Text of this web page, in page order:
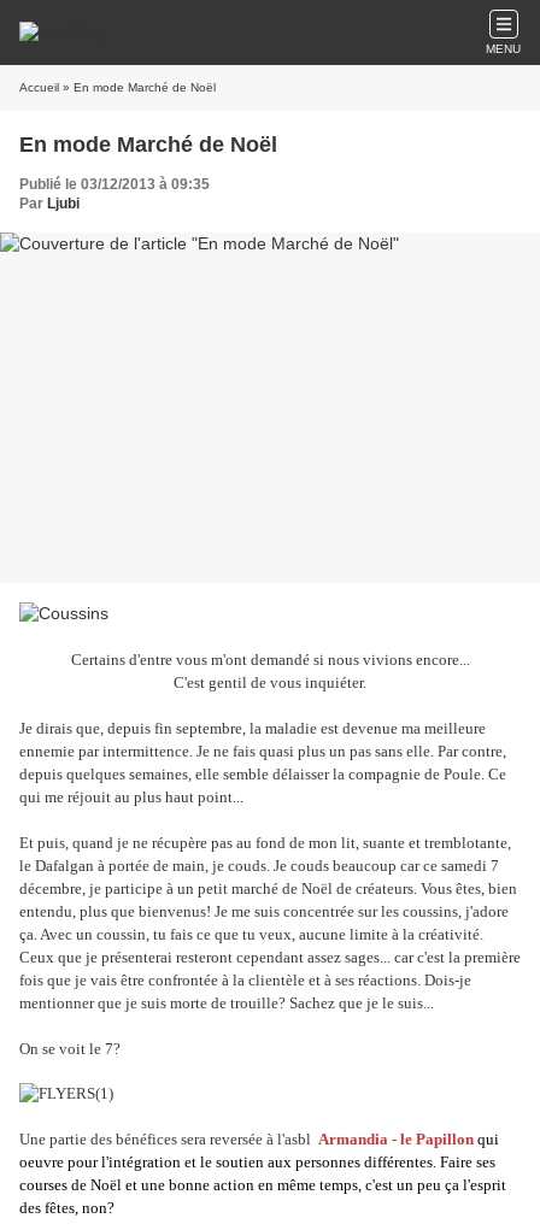
MENU
Accueil » En mode Marché de Noël
En mode Marché de Noël
Publié le 03/12/2013 à 09:35
Par Ljubi
Certains d'entre vous m'ont demandé si nous vivions encore...
C'est gentil de vous inquiéter.
Je dirais que, depuis fin septembre, la maladie est devenue ma meilleure
ennemie par intermittence. Je ne fais quasi plus un pas sans elle. Par contre,
depuis quelques semaines, elle semble délaisser la compagnie de Poule. Ce
qui me réjouit au plus haut point...
Et puis, quand je ne récupère pas au fond de mon lit, suante et tremblotante,
le Dafalgan à portée de main, je couds. Je couds beaucoup car ce samedi 7
décembre, je participe à un petit marché de Noël de créateurs. Vous êtes, bien
entendu, plus que bienvenus! Je me suis concentrée sur les coussins, j'adore
ça. Avec un coussin, tu fais ce que tu veux, aucune limite à la créativité.
Ceux que je présenterai resteront cependant assez sages... car c'est la première
fois que je vais être confrontée à la clientèle et à ses réactions. Dois-je
mentionner que je suis morte de trouille? Sachez que je le suis...
On se voit le 7?
Une partie des bénéfices sera reversée à l'asbl Armandia - le Papillon qui
oeuvre pour l'intégration et le soutien aux personnes différentes. Faire ses
courses de Noël et une bonne action en même temps, c'est un peu ça l'esprit
des fêtes, non?